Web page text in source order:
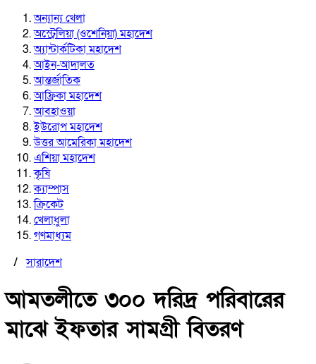
অন্যান্য খেলা
অস্ট্রেলিয়া (ওশেনিয়া) মহাদেশ
অ্যান্টার্কটিকা মহাদেশ
আইন-আদালত
আন্তর্জাতিক
আফ্রিকা মহাদেশ
আবহাওয়া
ইউরোপ মহাদেশ
উত্তর আমেরিকা মহাদেশ
এশিয়া মহাদেশ
কৃষি
ক্যাম্পাস
ক্রিকেট
খেলাধুলা
গণমাধ্যম
/সারাদেশ
আমতলীতে ৩০০ দরিদ্র পরিবারের
মাঝে ইফতার সামগ্রী বিতরণ